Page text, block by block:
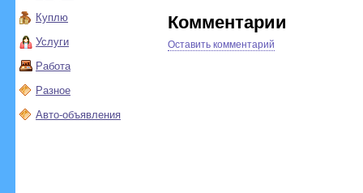
Куплю
Услуги
Работа
Разное
Авто-объявления
Комментарии
Оставить комментарий